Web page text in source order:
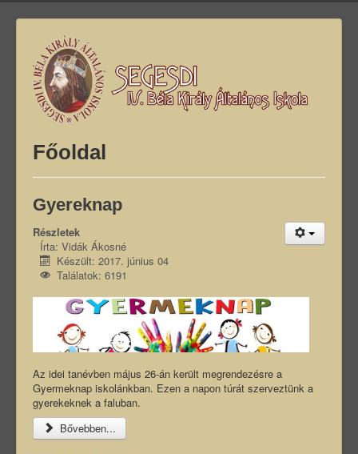
Főoldal
Gyereknap
Részletek
Írta: Vidák Ákosné
Készült: 2017. június 04
Találatok: 6191
Az idei tanévben május 26-án került megrendezésre a
Gyermeknap iskolánkban. Ezen a napon túrát szerveztünk a
gyerekeknek a faluban.
Bővebben...